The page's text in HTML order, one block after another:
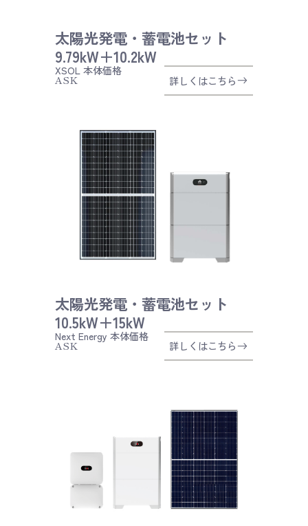
太陽光発電・蓄電池セット
9.79kW＋10.2kW
XSOL 本体価格
ASK 詳しくはこちら
太陽光発電・蓄電池セット
10.5kW＋15kW
Next Energy 本体価格
ASK 詳しくはこちら